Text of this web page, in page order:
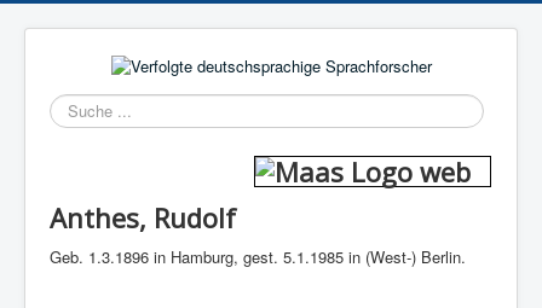
Anthes, Rudolf
Geb. 1.3.1896 in Hamburg, gest. 5.1.1985 in (West-) Berlin.